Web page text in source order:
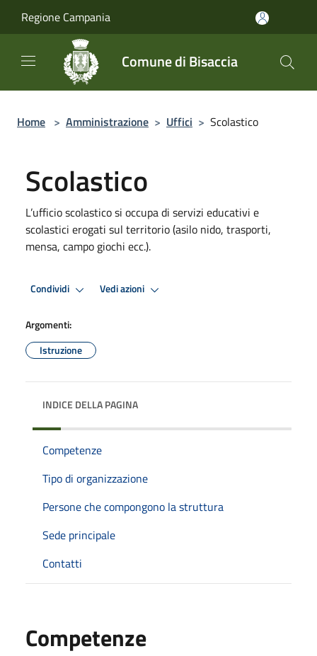
Regione Campania
Comune di Bisaccia
Home > Amministrazione > Uffici > Scolastico
Scolastico
L’ufficio scolastico si occupa di servizi educativi e
scolastici erogati sul territorio (asilo nido, trasporti,
mensa, campo giochi ecc.).
Condividi Vedi azioni
Argomenti:
Istruzione
INDICE DELLA PAGINA
Competenze
Tipo di organizzazione
Persone che compongono la struttura
Sede principale
Contatti
Competenze